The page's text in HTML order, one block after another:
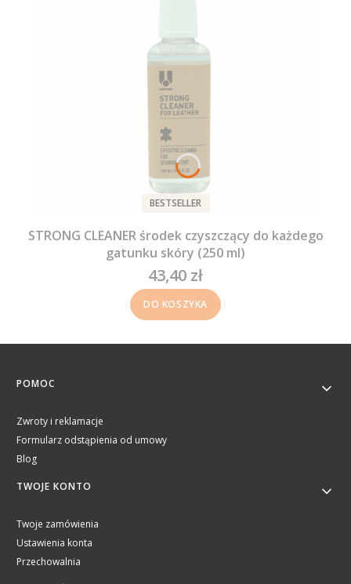
BESTSELLER
STRONG CLEANER środek czyszczący do każdego
gatunku skóry (250 ml)
Cena
43,40 zł
DO KOSZYKA
Linki w stopce
POMOC
Zwroty i reklamacje
Formularz odstąpienia od umowy
Blog
TWOJE KONTO
Twoje zamówienia
Ustawienia konta
Przechowalnia